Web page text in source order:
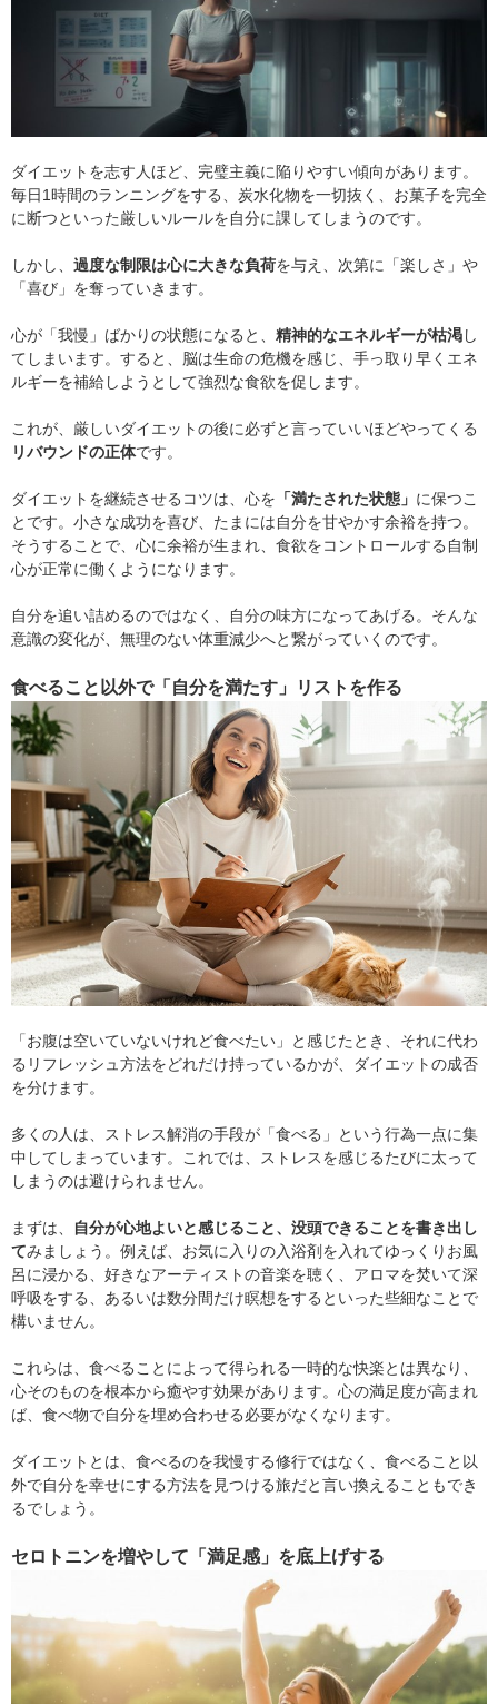
ダイエットを志す人ほど、完璧主義に陥りやすい傾向があります。
毎日1時間のランニングをする、炭水化物を一切抜く、お菓子を完全
に断つといった厳しいルールを自分に課してしまうのです。
しかし、 過度な制限は心に大きな負荷を与え、次第に「楽しさ」や
「喜び」を奪っていきます。
心が「我慢」ばかりの状態になると、 精神的なエネルギーが枯渇し
てしまいます。すると、脳は生命の危機を感じ、手っ取り早くエネ
ルギーを補給しようとして強烈な食欲を促します。
これが、厳しいダイエットの後に必ずと言っていいほどやってくる
リバウンドの正体です。
ダイエットを継続させるコツは、心を 「満たされた状態」 に保つこ
とです。小さな成功を喜び、たまには自分を甘やかす余裕を持つ。
そうすることで、心に余裕が生まれ、食欲をコントロールする自制
心が正常に働くようになります。
自分を追い詰めるのではなく、自分の味方になってあげる。そんな
意識の変化が、無理のない体重減少へと繋がっていくのです。
食べること以外で「自分を満たす」リストを作る
「お腹は空いていないけれど食べたい」と感じたとき、それに代わ
るリフレッシュ方法をどれだけ持っているかが、ダイエットの成否
を分けます。
多くの人は、ストレス解消の手段が「食べる」という行為一点に集
中してしまっています。これでは、ストレスを感じるたびに太って
しまうのは避けられません。
まずは、
自分が心地よいと感じること、没頭できることを書き出し
てみましょう。例えば、お気に入りの入浴剤を入れてゆっくりお風
呂に浸かる、好きなアーティストの音楽を聴く、アロマを焚いて深
呼吸をする、あるいは数分間だけ瞑想をするといった些細なことで
構いません。
これらは、食べることによって得られる一時的な快楽とは異なり、
心そのものを根本から癒やす効果があります。心の満足度が高まれ
ば、食べ物で自分を埋め合わせる必要がなくなります。
ダイエットとは、食べるのを我慢する修行ではなく、食べること以
外で自分を幸せにする方法を見つける旅だと言い換えることもでき
るでしょう。
セロトニンを増やして「満足感」を底上げする